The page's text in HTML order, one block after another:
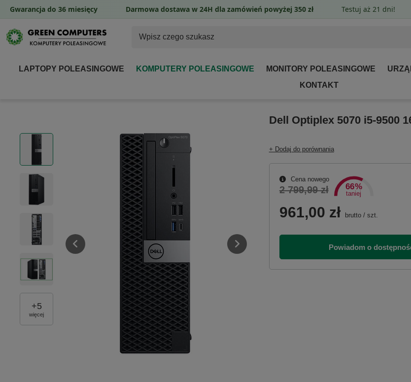
LAPTOPY POLEASINGOWE KOMPUTERY POLEASINGOWE MONITORY POLEASINGOWE
KONTAKT
+5
więcej
Dell Optiplex 5070 i5-9500
+ Dodaj do porównania
Cena nowego
2 799,99 zł 66%
taniej
961,00 zł brutto/ szt.
Powiadom o
Gwarancja do 36 miesięcy Darmowa dostawa w 24H dla zamówień powyżej 350 zł Testuj aż 21 dni!